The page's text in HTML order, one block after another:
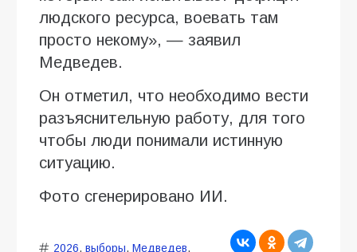
людского ресурса, воевать там
просто некому», — заявил
Медведев.
Он отметил, что необходимо вести
разъяснительную работу, для того
чтобы люди понимали истинную
ситуацию.
Фото сгенерировано ИИ.
2026, выборы, Медведев,